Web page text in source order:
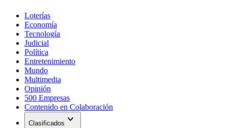
Loterías
Economía
Tecnología
Judicial
Política
Entretenimiento
Mundo
Multimedia
Opinión
500 Empresas
Contenido en Colaboración
Clasificados expand_more